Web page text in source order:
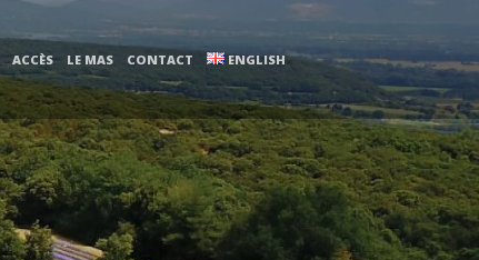
ACCÈS LE MAS CONTACT ENGLISH